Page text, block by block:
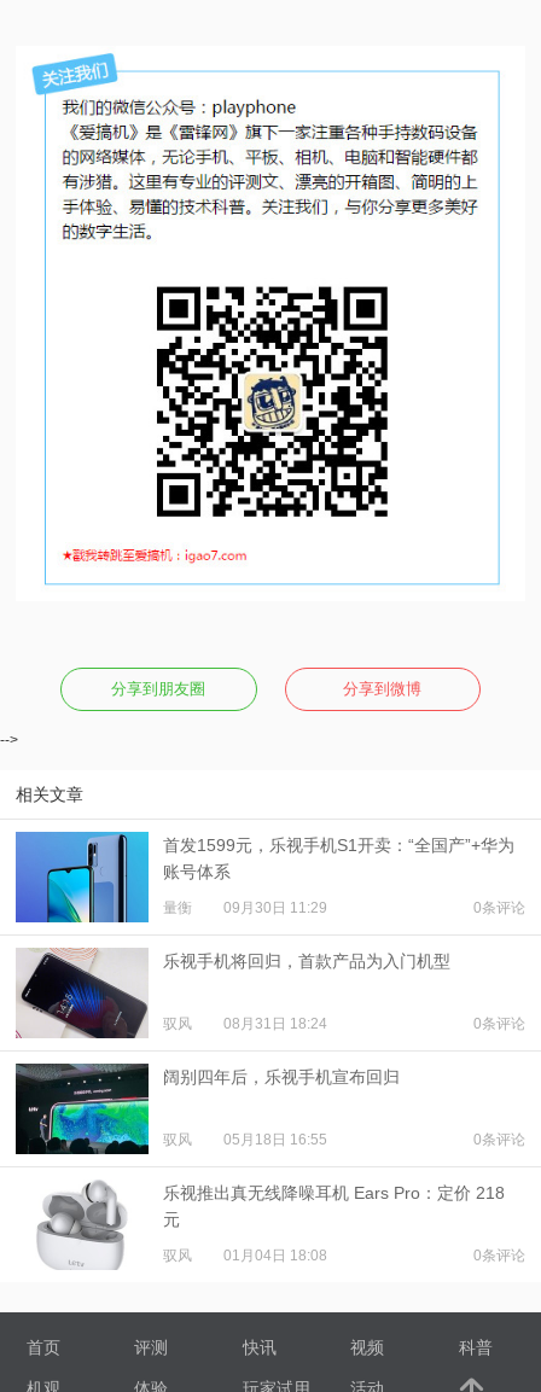
分享到朋友圈 分享到微博
-->
相关文章
首发1599元，乐视手机S1开卖：“全国产”+华为
账号体系
量衡 09月30日 11:29 0条评论
乐视手机将回归，首款产品为入门机型
驭风 08月31日 18:24 0条评论
阔别四年后，乐视手机宣布回归
驭风 05月18日 16:55 0条评论
乐视推出真无线降噪耳机 Ears Pro：定价 218
元
驭风 01月04日 18:08 0条评论
首页 评测 快讯 视频 科普